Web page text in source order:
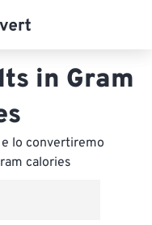
in Gram
lo convertiremo
calories